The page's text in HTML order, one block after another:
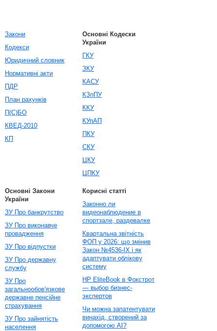
Закони
Кодекси
Юридичний словник
Нормативні акти
ПДР
План рахунків
П(С)БО
КВЕД-2010
КП
Основні Кодески
України
ГКУ
ЗКУ
КАСУ
КЗпПУ
ККУ
КУпАП
ПКУ
СКУ
ЦКУ
ЦПКУ
Основні Закони
України
ЗУ Про банкрутство
ЗУ Про виконавче
провадження
ЗУ Про відпустки
ЗУ Про державну
службу
ЗУ Про
загальнообов'язкове
державне пенсійне
страхування
ЗУ Про зайнятість
населення
Корисні статті
Законно ли
видеонаблюдение в
спортзале, раздевалке
Квартальна звітність
ФОП у 2026: що змінив
Закон №4536-IX і як
адаптувати облікову
систему
HP EliteBook в Фокстрот
— выбор бизнес-
экспертов
Чи можна запатентувати
винахід, створений за
допомогою AI?